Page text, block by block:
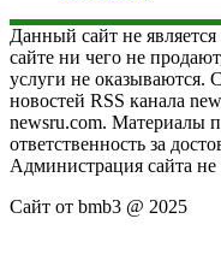
Данный сайт не
сайте ни чего не
услуги не оказываются.
новостей RSS канала
newsru.com. Материалы
ответственность за
Администрация сайта не
Сайт от bmb3 @ 2025